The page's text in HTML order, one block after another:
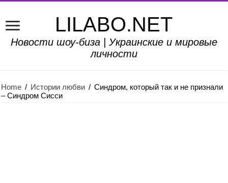
LILABO.NET
Новости шоу-биза | Украинские и мировые
личности
Home / Истории любви / Синдром, который так и не признали
– Синдром Сисси